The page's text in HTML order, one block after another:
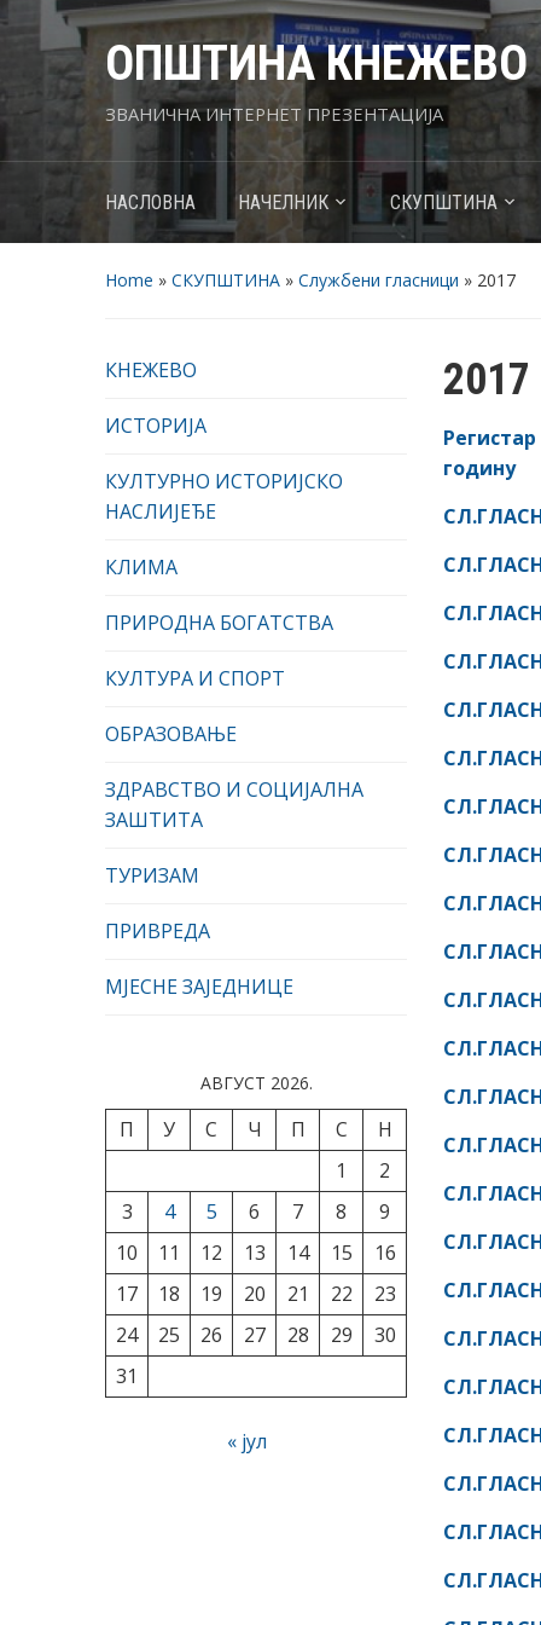
ОПШТИНА КНЕЖЕВО
ЗВАНИЧНА ИНТЕРНЕТ ПРЕЗЕНТАЦИЈА
НАСЛОВНА НАЧЕЛНИК СКУПШТИНА
Home » СКУПШТИНА » Службени гласници » 2017
КНЕЖЕВО
ИСТОРИЈА
КУЛТУРНО ИСТОРИЈСКО
НАСЛИЈЕЂЕ
КЛИМА
ПРИРОДНА БОГАТСТВА
КУЛТУРА И СПОРТ
ОБРАЗОВАЊЕ
ЗДРАВСТВО И СОЦИЈАЛНА
ЗАШТИТА
ТУРИЗАМ
ПРИВРЕДА
МЈЕСНЕ ЗАЈЕДНИЦЕ
АВГУСТ 2026.
П У С Ч П С
Н
1
2
3
4 5 6 7 8
9
10
11 12 13 14 15
16
17
18 19 20 21 22
23
24
25 26 27 28 29
30
31
« јул
2017
годину